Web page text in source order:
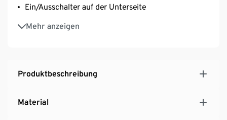
Ein/Ausschalter auf der Unterseite
Mehr anzeigen
Für den Innenbereich geeignet
Produktbeschreibung
Material